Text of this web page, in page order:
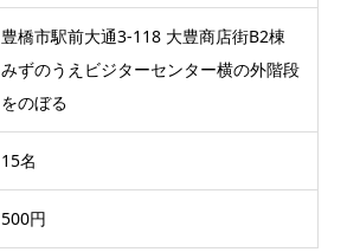
豊橋市駅前大通3-118 大豊商店街B2棟
みずのうえビジターセンター横の外階段
をのぼる
15名
500円